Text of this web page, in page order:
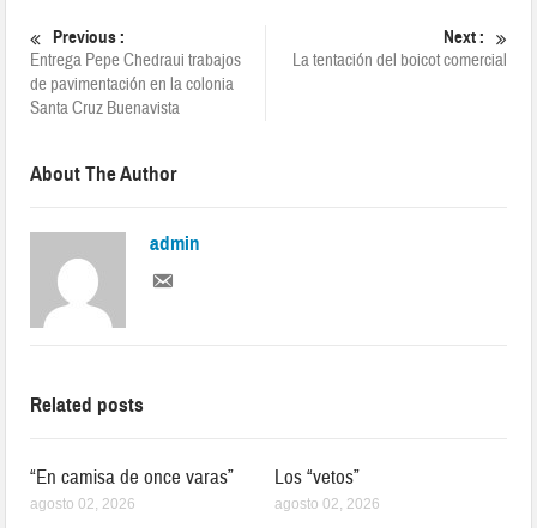
Previous :
Entrega Pepe Chedraui trabajos
de pavimentación en la colonia
Santa Cruz Buenavista
Next :
La tentación del boicot comercial
About The Author
admin
Related posts
“En camisa de once varas”
agosto 02, 2026
Los “vetos”
agosto 02, 2026